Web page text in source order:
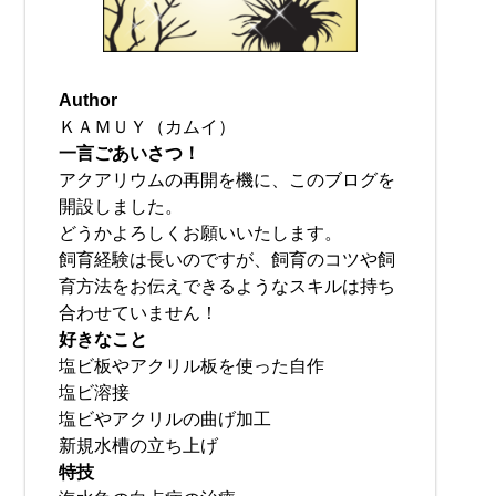
Author
ＫＡＭＵＹ（カムイ）
一言ごあいさつ！
アクアリウムの再開を機に、このブログを
開設しました。
どうかよろしくお願いいたします。
飼育経験は長いのですが、飼育のコツや飼
育方法をお伝えできるようなスキルは持ち
合わせていません！
好きなこと
塩ビ板やアクリル板を使った自作
塩ビ溶接
塩ビやアクリルの曲げ加工
新規水槽の立ち上げ
特技